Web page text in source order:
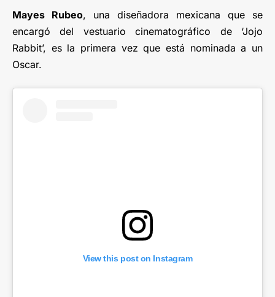
Mayes Rubeo, una diseñadora mexicana que se
encargó del vestuario cinematográfico de ‘Jojo
Rabbit’, es la primera vez que está nominada a un
Oscar.
View this post on Instagram